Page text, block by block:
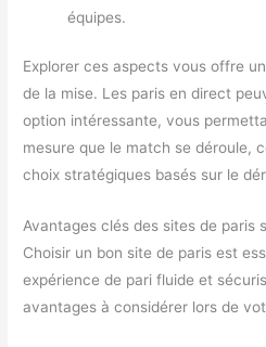
équipes.
Explorer ces aspects vous offre
de la mise. Les paris en direct
option intéressante, vous
mesure que le match se déroule,
choix stratégiques basés sur le
Avantages clés des sites de paris
Choisir un bon site de paris est
expérience de pari fluide et
avantages à considérer lors de